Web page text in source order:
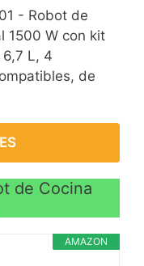
- Robot de
1500 W con kit
L, 4
de
de Cocina
AMAZON